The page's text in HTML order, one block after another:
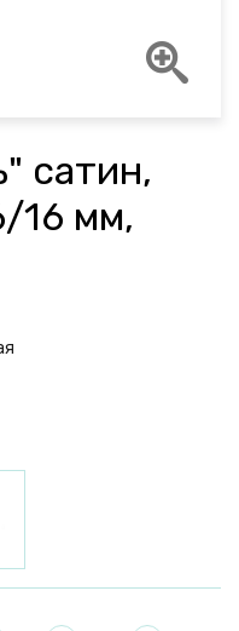
сатин,
16 мм,